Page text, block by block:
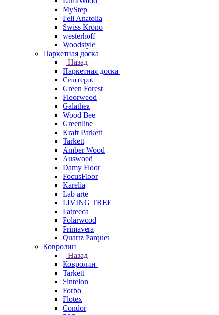
MyStep
Peli Anatolia
Swiss Krono
westerhoff
Woodstyle
Паркетная доска
Назад
Паркетная доска
Синтерос
Green Forest
Floorwood
Galathea
Wood Bee
Greenline
Kraft Parkett
Tarkett
Amber Wood
Auswood
Damy Floor
FocusFloor
Karelia
Lab arte
LIVING TREE
Patreeca
Polarwood
Primavera
Quartz Parquet
Ковролин
Назад
Ковролин
Tarkett
Sintelon
Forbo
Flotex
Condor